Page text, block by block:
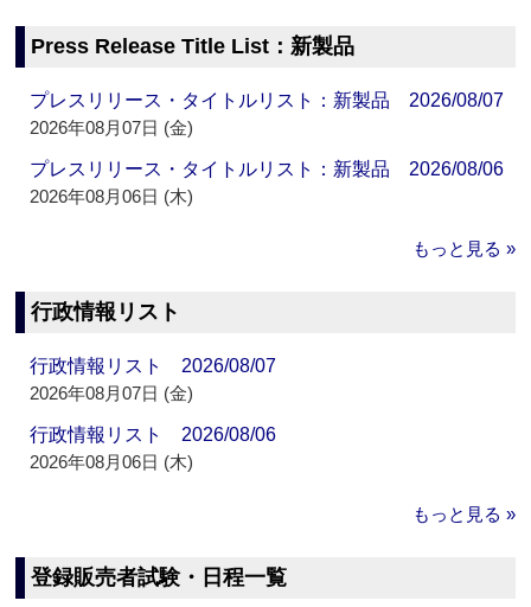
Press Release Title List：新製品
プレスリリース・タイトルリスト：新製品 2026/08/07
2026年08月07日 (金)
プレスリリース・タイトルリスト：新製品 2026/08/06
2026年08月06日 (木)
もっと見る »
行政情報リスト
行政情報リスト 2026/08/07
2026年08月07日 (金)
行政情報リスト 2026/08/06
2026年08月06日 (木)
もっと見る »
登録販売者試験・日程一覧